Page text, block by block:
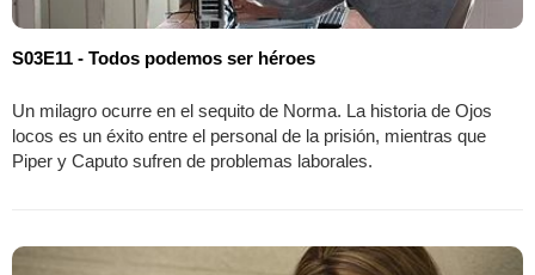
S03E11 - Todos podemos ser héroes
Un milagro ocurre en el sequito de Norma. La historia de Ojos
locos es un éxito entre el personal de la prisión, mientras que
Piper y Caputo sufren de problemas laborales.